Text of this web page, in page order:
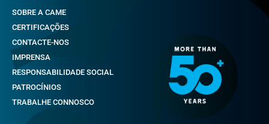
SOBRE A CAME
CERTIFICAÇÕES
CONTACTE-NOS
IMPRENSA
RESPONSABILIDADE SOCIAL
PATROCÍNIOS
TRABALHE CONNOSCO